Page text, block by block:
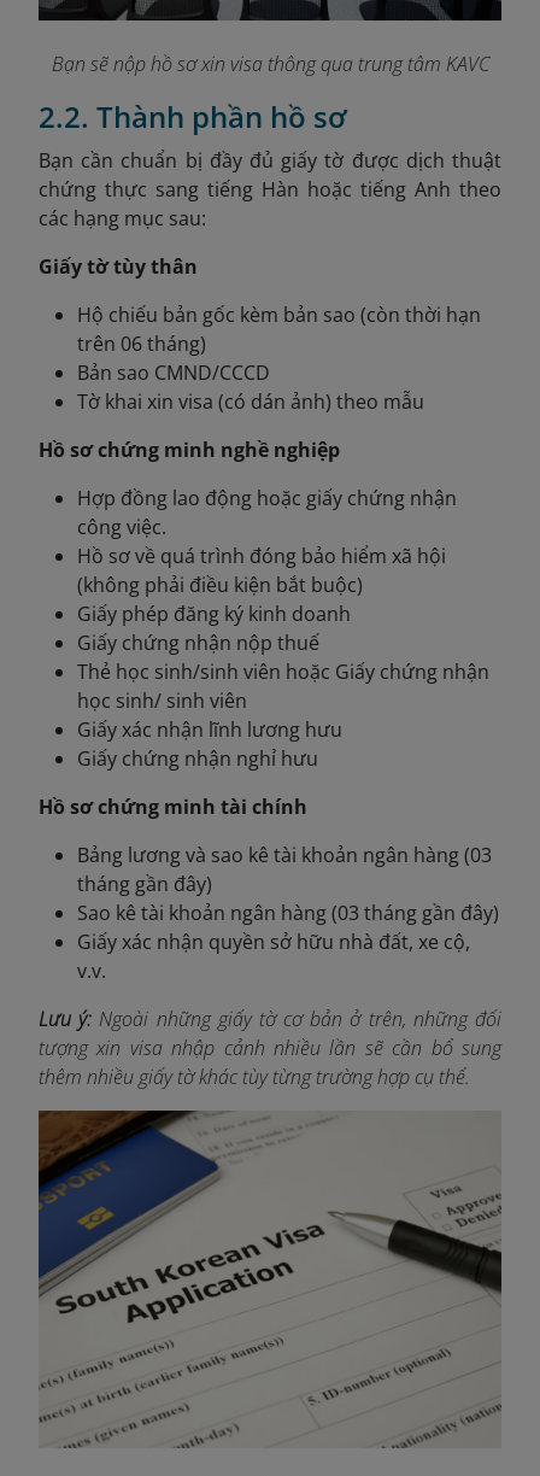
Bạn sẽ nộp hồ sơ xin visa thông qua trung tâm KAVC
2.2. Thành phần hồ sơ
Bạn cần chuẩn bị đầy đủ giấy tờ được dịch thuật
chứng thực sang tiếng Hàn hoặc tiếng Anh theo
các hạng mục sau:
Giấy tờ tùy thân
Hộ chiếu bản gốc kèm bản sao (còn thời hạn
trên 06 tháng)
Bản sao CMND/CCCD
Tờ khai xin visa (có dán ảnh) theo mẫu
Hồ sơ chứng minh nghề nghiệp
Hợp đồng lao động hoặc giấy chứng nhận
công việc.
Hồ sơ về quá trình đóng bảo hiểm xã hội
(không phải điều kiện bắt buộc)
Giấy phép đăng ký kinh doanh
Giấy chứng nhận nộp thuế
Thẻ học sinh/sinh viên hoặc Giấy chứng nhận
học sinh/ sinh viên
Giấy xác nhận lĩnh lương hưu
Giấy chứng nhận nghỉ hưu
Hồ sơ chứng minh tài chính
Bảng lương và sao kê tài khoản ngân hàng (03
tháng gần đây)
Sao kê tài khoản ngân hàng (03 tháng gần đây)
Giấy xác nhận quyền sở hữu nhà đất, xe cộ,
v.v.
Lưu ý: Ngoài những giấy tờ cơ bản ở trên, những đối
tượng xin visa nhập cảnh nhiều lần sẽ cần bổ sung
thêm nhiều giấy tờ khác tùy từng trường hợp cụ thể.